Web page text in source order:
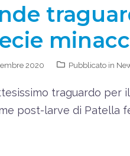
2020 Pubblicato in
traguardo per
post-larve di Patella